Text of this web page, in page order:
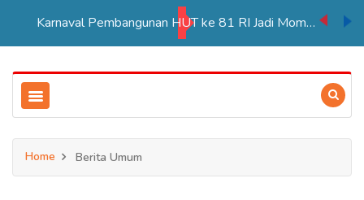
Karnaval Pembangunan HUT ke 81 RI Jadi Momentum Perkuat Persatuan di Merauke
Home Berita Umum